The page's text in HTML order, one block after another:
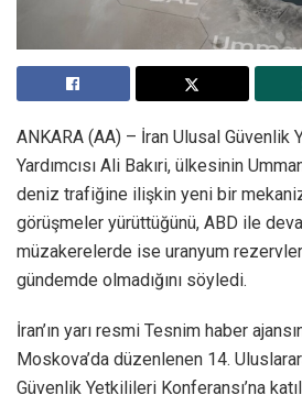
ANKARA (AA) – İran Ulusal Güvenlik
Yardımcısı Ali Bakıri, ülkesinin
deniz trafiğine ilişkin yeni bir
görüşmeler yürüttüğünü, ABD ile
müzakerelerde ise uranyum
gündemde olmadığını söyledi.
İran’ın yarı resmi Tesnim haber
Moskova’da düzenlenen 14.
Güvenlik Yetkilileri Konferansı’na